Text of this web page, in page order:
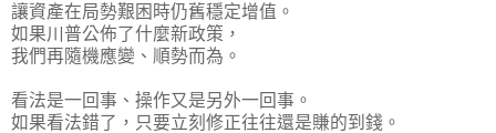
讓資產在局勢艱困時仍舊穩定增值。
如果川普公佈了什麼新政策，
我們再隨機應變、順勢而為。
看法是一回事、操作又是另外一回事 。
如果看法錯了，只要立刻修正往往還是賺的到錢。